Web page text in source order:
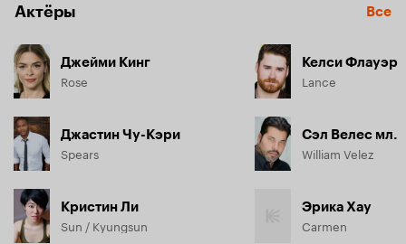
Актёры Все
Джейми Кинг
Rose
Джастин Чу-Кэри
Spears
Кристин Ли
Sun / Kyungsun
Келси Флауэр
Lance
Сэл Велес мл.
William Velez
Эрика Хау
Carmen